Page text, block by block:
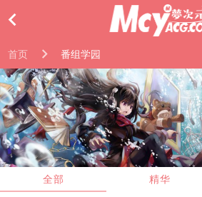

首页 番组学园
全部 精华